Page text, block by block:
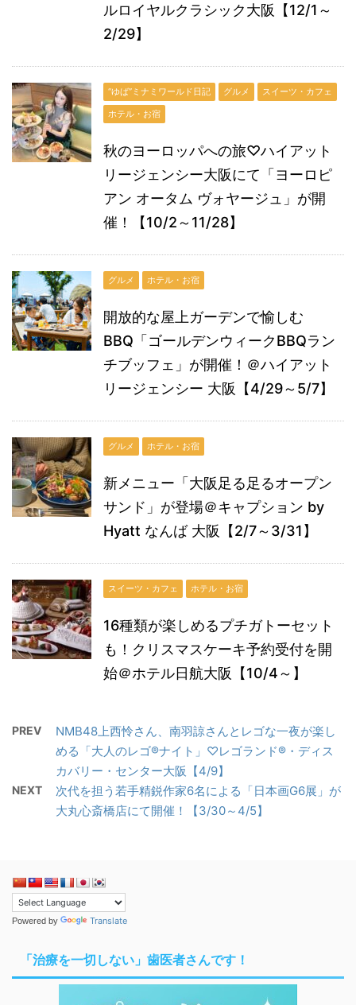
ルロイヤルクラシック大阪【12/1～
2/29】
“ゆば”ミナミワールド日記 グルメ
スイーツ・カフェ
ホテル・お宿
秋のヨーロッパへの旅♡ハイアット
リージェンシー大阪にて「ヨーロピ
アン オータム ヴォヤージュ」が開
催！【10/2～11/28】
グルメ ホテル・お宿
開放的な屋上ガーデンで愉しむ
BBQ「ゴールデンウィークBBQラン
チブッフェ」が開催！＠ハイアット
リージェンシー 大阪【4/29～5/7】
グルメ ホテル・お宿
新メニュー「大阪足る足るオープン
サンド」が登場＠キャプション by
Hyatt なんば 大阪【2/7～3/31】
スイーツ・カフェ ホテル・お宿
16種類が楽しめるプチガトーセット
も！クリスマスケーキ予約受付を開
始＠ホテル日航大阪【10/4～】
PREV
NMB48上西怜さん、南羽諒さんとレゴな一夜が楽し
める「大人のレゴ®ナイト」♡レゴランド®・ディス
カバリー・センター大阪【4/9】
NEXT
次代を担う若手精鋭作家6名による「日本画G6展」が
大丸心斎橋店にて開催！【3/30～4/5】
Powered by Translate
「治療を一切しない」歯医者さんです！